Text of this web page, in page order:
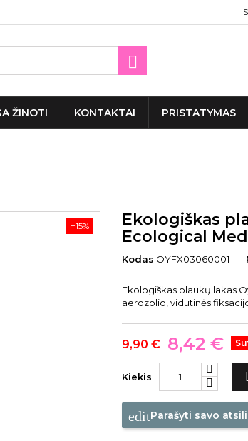

ŽINOTI KONTAKTAI PRISTATYMAS
−15%
Ekologiškas
Ecological
Kodas OYFX03060001
Ekologiškas plaukų lakas
aerozolio, vidutinės
9,90 € 8,42 €
Kiekis
editParašyti savo